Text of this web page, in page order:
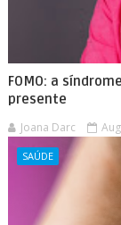
FOMO: a
presente
Joana Darc
SAÚDE